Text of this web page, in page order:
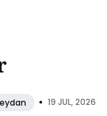
• 19 JUL, 2026